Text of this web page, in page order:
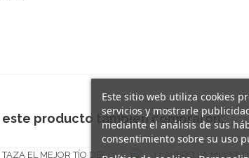
producto también compraron:
Este sitio web utiliza cookies
servicios y mostrarle
mediante el análisis de sus
consentimiento sobre su uso